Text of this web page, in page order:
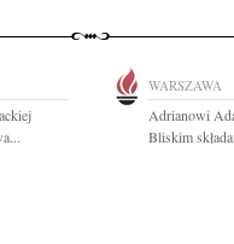
WARSZAWA
Adrianowi
Bliskim